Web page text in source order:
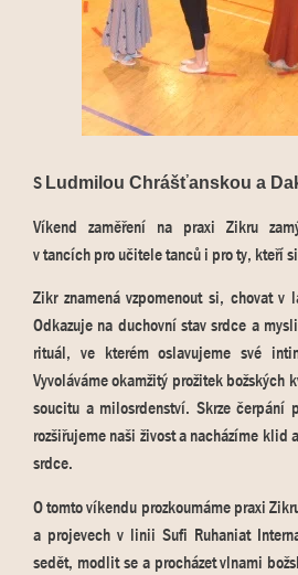
S Ludmilou Chrášťanskou a
Víkend zaměření na praxi Zikru
v tancích pro učitele tanců i pro ty, kteří
Zikr znamená vzpomenout si, chovat v
Odkazuje na duchovní stav srdce a
rituál, ve kterém oslavujeme své
Vyvoláváme okamžitý prožitek božských
soucitu a milosrdenství. Skrze čerpání
rozšiřujeme naši živost a nacházíme klid
srdce.
O tomto víkendu prozkoumáme praxi
a projevech v linii Sufi Ruhaniat
sedět, modlit se a procházet vlnami